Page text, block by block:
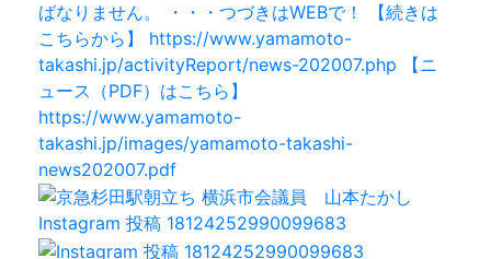
Instagram 投稿 18124252990099683